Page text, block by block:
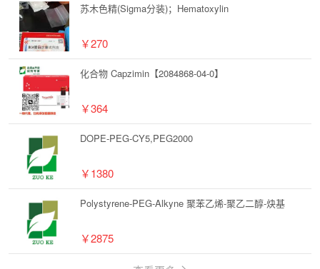
苏木色精(Sigma分装)；Hematoxylin
￥270
化合物 Capzimin【2084868-04-0】
￥364
DOPE-PEG-CY5,PEG2000
￥1380
Polystyrene-PEG-Alkyne 聚苯乙烯-聚乙二醇-炔基
￥2875